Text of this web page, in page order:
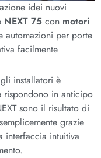
idei nuovi
NEXT 75 con motori
automazioni per porte
facilmente
installatori è
rispondono in anticipo
sono il risultato di
grazie
interfaccia intuitiva